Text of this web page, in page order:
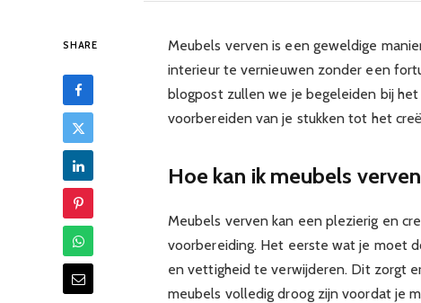
SHARE
Meubels verven is een geweldige
interieur te vernieuwen zonder een
blogpost zullen we je begeleiden bij
voorbereiden van je stukken tot het
Hoe kan ik meubels
Meubels verven kan een plezierig en
voorbereiding. Het eerste wat je moet
en vettigheid te verwijderen. Dit zorgt
meubels volledig droog zijn voordat je